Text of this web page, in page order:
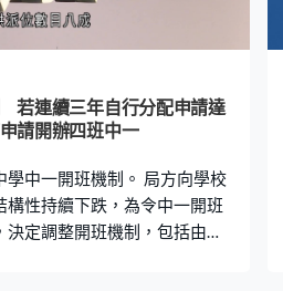
若連續三年自行分配申請達
請開辦四班中一
學中一開班機制。 局方向學校
性持續下跌，為令中一開班
決定調整開班機制，包括由